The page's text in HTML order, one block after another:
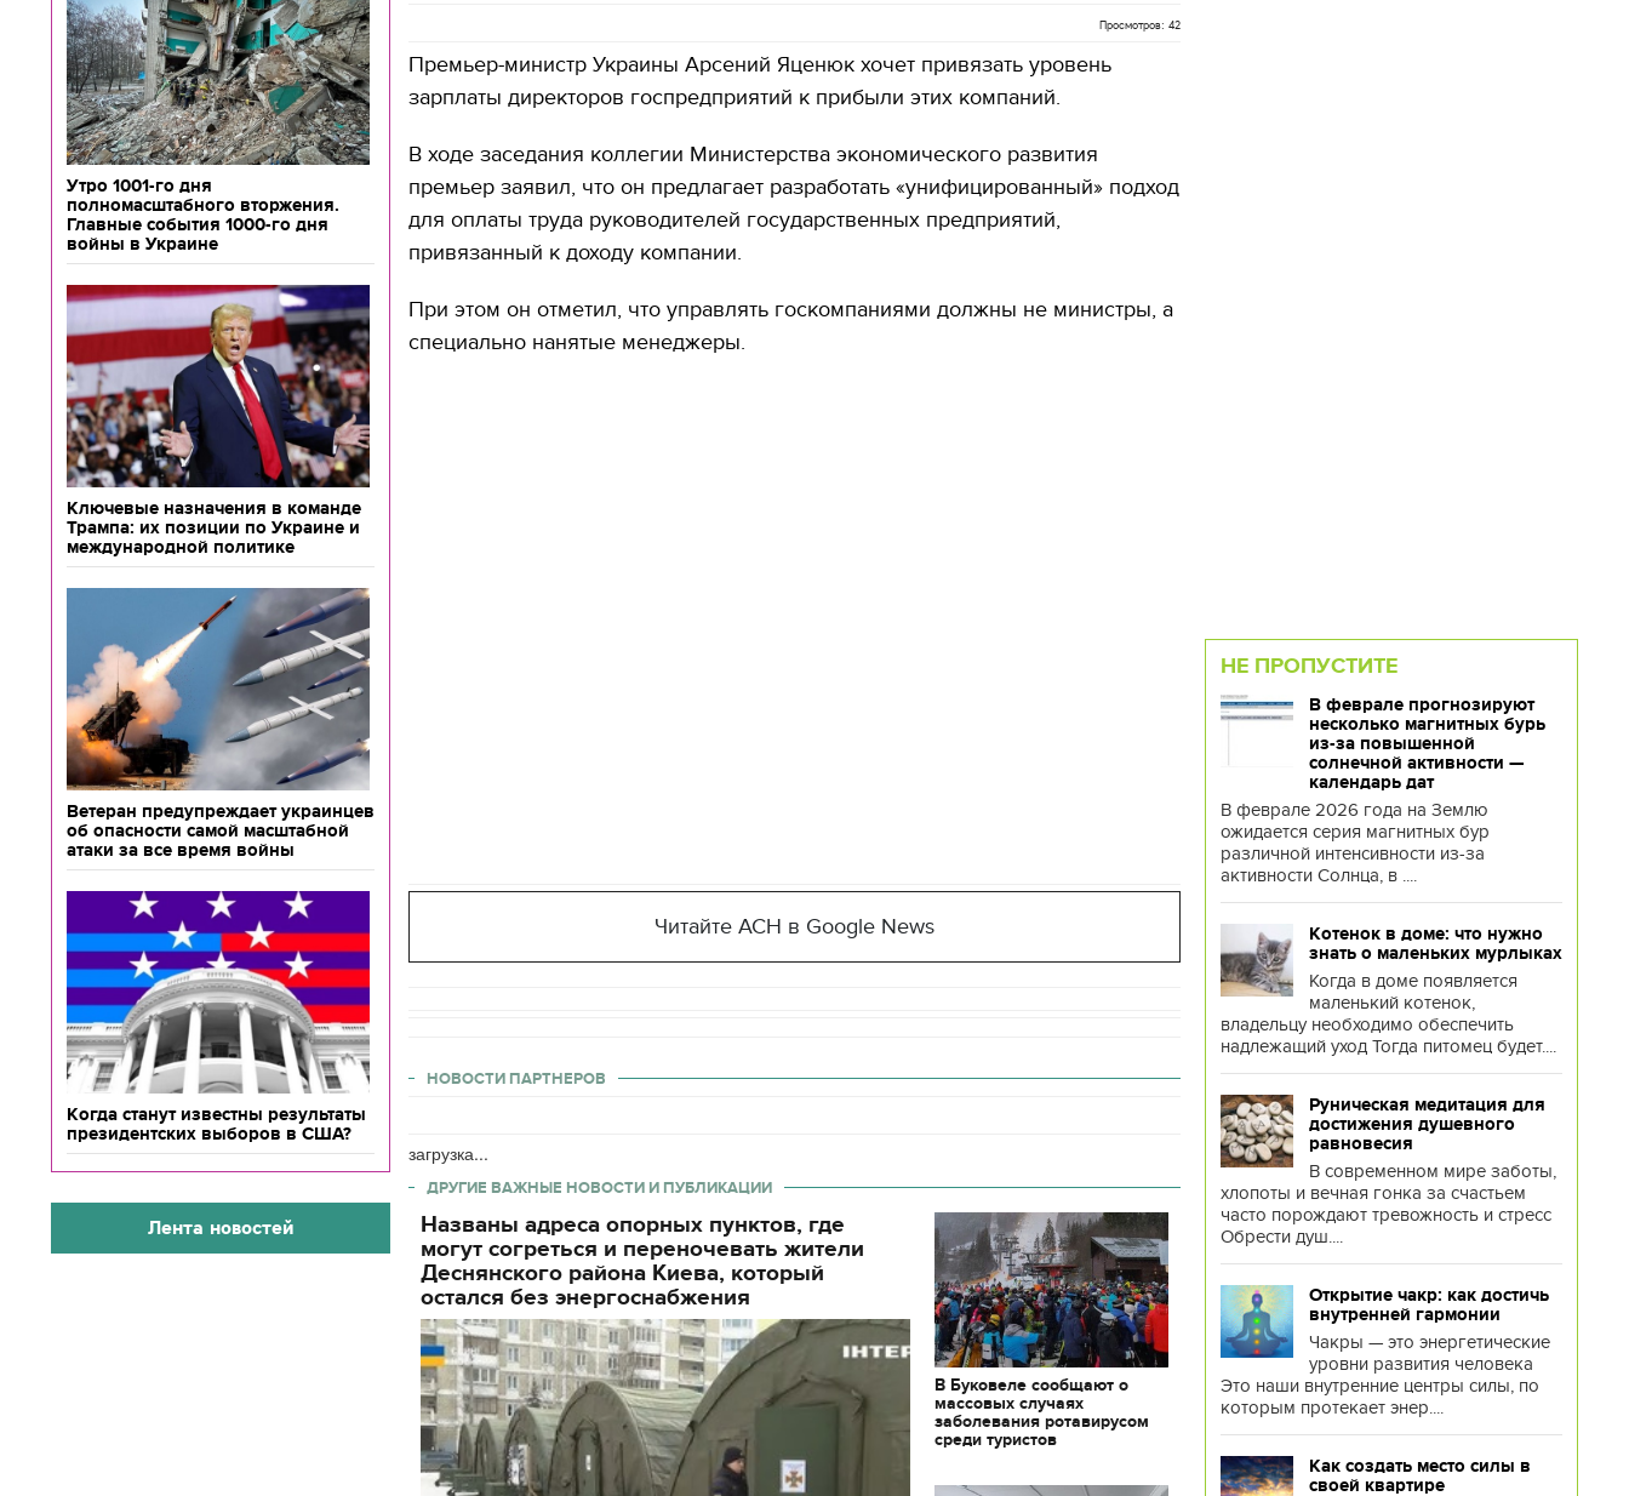
Утро 1001-го дня
полномасштабного вторжения.
Главные события 1000-го дня
войны в Украине
Ключевые назначения в команде
Трампа: их позиции по Украине и
международной политике
Ветеран предупреждает украинцев
об опасности самой масштабной
атаки за все время войны
Когда станут известны результаты
президентских выборов в США?
Лента новостей
Просмотров: 42
Премьер-министр Украины Арсений Яценюк хочет привязать уровень
зарплаты директоров госпредприятий к прибыли этих компаний.
В ходе заседания коллегии Министерства экономического развития
премьер заявил, что он предлагает разработать «унифицированный» подход
для оплаты труда руководителей государственных предприятий,
привязанный к доходу компании.
При этом он отметил, что управлять госкомпаниями должны не министры, а
специально нанятые менеджеры.
Читайте АСН в Google News
НОВОСТИ ПАРТНЕРОВ
загрузка...
ДРУГИЕ ВАЖНЫЕ НОВОСТИ И ПУБЛИКАЦИИ
Названы адреса опорных пунктов, где
могут согреться и переночевать жители
Деснянского района Киева, который
остался без энергоснабжения
В Буковеле сообщают о
массовых случаях
заболевания ротавирусом
среди туристов
НЕ ПРОПУСТИТЕ
В феврале прогнозируют
несколько магнитных бурь
из-за повышенной
солнечной активности —
календарь дат
В феврале 2026 года на Землю
ожидается серия магнитных бур
различной интенсивности из-за
активности Солнца, в ....
Котенок в доме: что нужно
знать о маленьких мурлыках
Когда в доме появляется
маленький котенок,
владельцу необходимо обеспечить
надлежащий уход Тогда питомец будет....
Руническая медитация для
достижения душевного
равновесия
В современном мире заботы,
хлопоты и вечная гонка за счастьем
часто порождают тревожность и стресс
Обрести душ....
Открытие чакр: как достичь
внутренней гармонии
Чакры — это энергетические
уровни развития человека
Это наши внутренние центры силы, по
которым протекает энер....
Как создать место силы в
своей квартире